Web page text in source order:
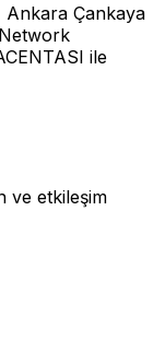
Ankara Çankaya
ile
ve etkileşim